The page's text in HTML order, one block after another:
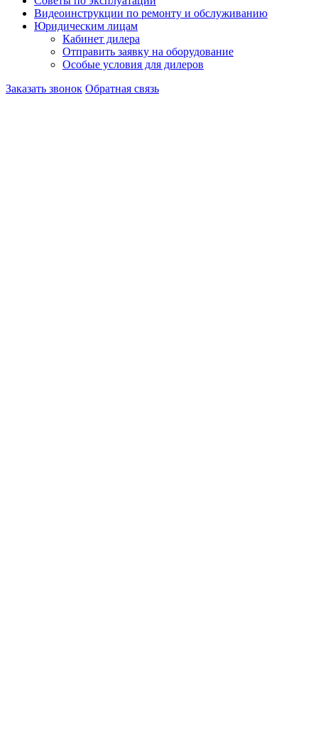
Видеоинструкции по ремонту и обслуживанию
Юридическим лицам
Кабинет дилера
Отправить заявку на оборудование
Особые условия для дилеров
Заказать звонок Обратная связь